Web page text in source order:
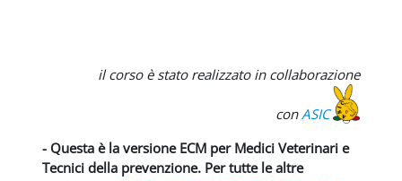
il corso è stato realizzato in collaborazione
conASIC
- Questa è la versione ECM per Medici Veterinari e
Tecnici della prevenzione. Per tutte le altre